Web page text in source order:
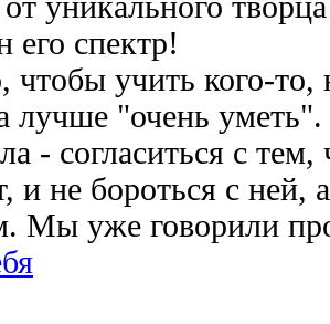
его спектр!
чтобы учить кого-
лучше "очень уметь".
- согласиться с тем,
и не бороться с ней,
Мы уже говорили